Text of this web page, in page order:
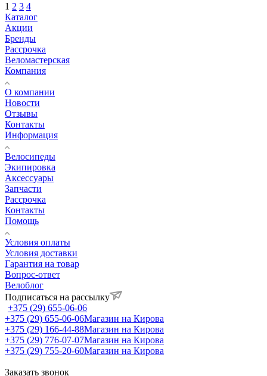
1 2 3 4
Каталог
Акции
Бренды
Рассрочка
Веломастерская
Компания
О компании
Новости
Отзывы
Контакты
Информация
Велосипеды
Экипировка
Аксессуары
Запчасти
Рассрочка
Контакты
Помощь
Условия оплаты
Условия доставки
Гарантия на товар
Вопрос-ответ
Велоблог
Подписаться на рассылку
+375 (29) 655-06-06
+375 (29) 655-06-06Магазин на Кирова
+375 (29) 166-44-88Магазин на Кирова
+375 (29) 776-07-07Магазин на Кирова
+375 (29) 755-20-60Магазин на Кирова
Заказать звонок